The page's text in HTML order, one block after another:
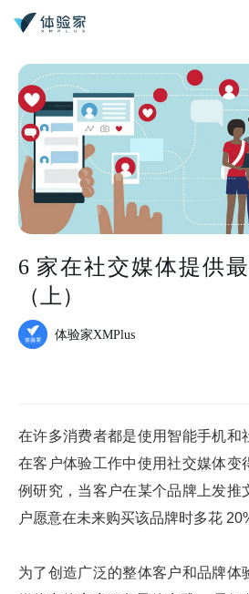
6 家在社交媒体提供
（上）
体验家XMPlus
在许多消费者都是使用智能手机和
在客户体验工作中使用社交媒体变
例研究，当客户在某个品牌上发推
户愿意在未来购买该品牌时多花
为了创造广泛的整体客户和品牌体